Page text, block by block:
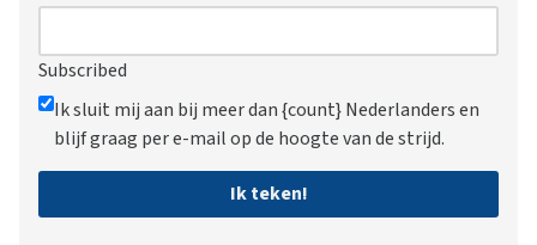
Subscribed
Ik sluit mij aan bij meer dan {count} Nederlanders en
blijf graag per e-mail op de hoogte van de strijd.
Ik teken!